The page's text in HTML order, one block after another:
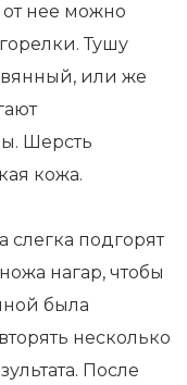
нее можно
Тушу
или же
Шерсть
кожа.
слегка подгорят
нагар, чтобы
была
несколько
После